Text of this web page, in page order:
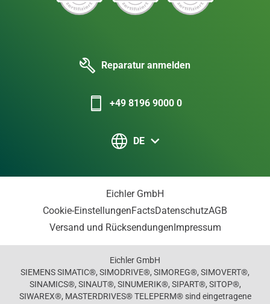
Reparatur anmelden
+49 8196 9000 0
DE
Eichler GmbH
Cookie-EinstellungenFactsDatenschutzAGB
Versand und RücksendungenImpressum
Eichler GmbH
SIEMENS SIMATIC®, SIMODRIVE®, SIMOREG®, SIMOVERT®,
SINAMICS®, SINAUT®, SINUMERIK®, SIPART®, SITOP®,
SIWAREX®, MASTERDRIVES® TELEPERM® sind eingetragene